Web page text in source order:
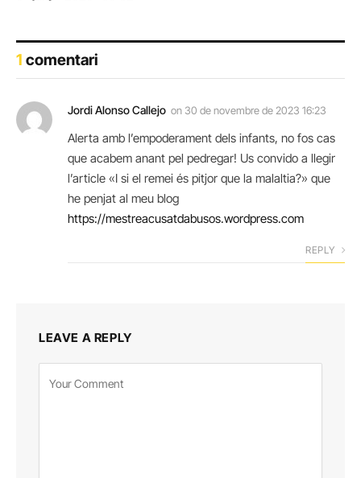
1 comentari
Jordi Alonso Callejo on 30 de novembre de 2023 16:23
Alerta amb l’empoderament dels infants, no fos cas
que acabem anant pel pedregar! Us convido a llegir
l’article «I si el remei és pitjor que la malaltia?» que
he penjat al meu blog
https://mestreacusatdabusos.wordpress.com
REPLY
LEAVE A REPLY